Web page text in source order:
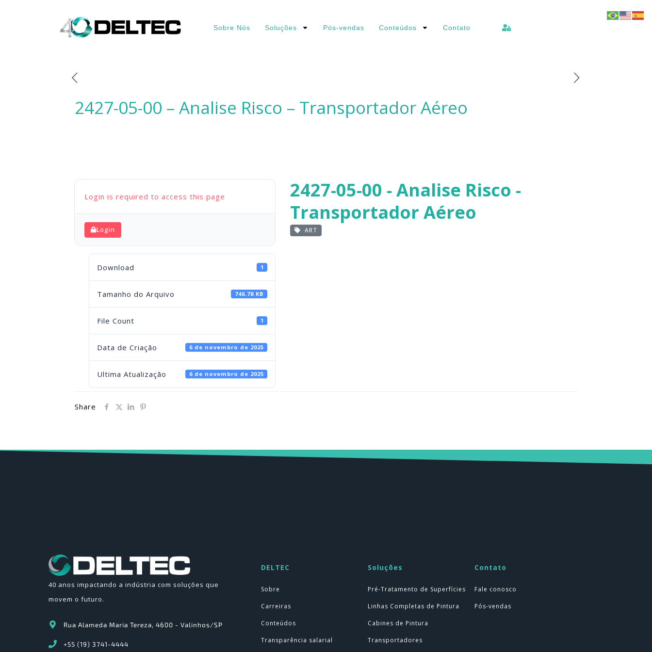
Sobre Nós Soluções Pós-vendas Conteúdos Contato
2427-05-00 – Analise Risco – Transportador Aéreo
Login is required to access this page
Login
Download 1
Tamanho do Arquivo 746.78 KB
File Count 1
Data de Criação 6 de novembro de 2025
Ultima Atualização 6 de novembro de 2025
2427-05-00 - Analise Risco -
Transportador Aéreo
ART
Share
40 anos impactando a indústria com soluções que
movem o futuro.
Rua Alameda Maria Tereza, 4600 - Valinhos/SP
+55 (19) 3741-4444
DELTEC Soluções Contato
Sobre
Carreiras
Conteúdos
Transparência salarial
Pré-Tratamento de Superfícies
Linhas Completas de Pintura
Cabines de Pintura
Transportadores
Fale conosco
Pós-vendas